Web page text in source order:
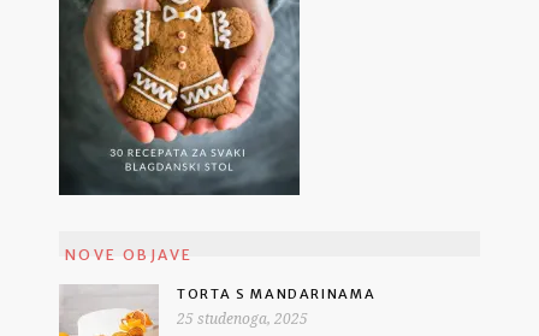
NOVE OBJAVE
TORTA S MANDARINAMA
25 studenoga, 2025